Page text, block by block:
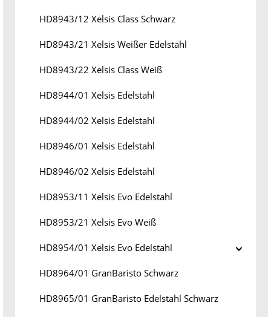
HD8943/12 Xelsis Class Schwarz
HD8943/21 Xelsis Weißer Edelstahl
HD8943/22 Xelsis Class Weiß
HD8944/01 Xelsis Edelstahl
HD8944/02 Xelsis Edelstahl
HD8946/01 Xelsis Edelstahl
HD8946/02 Xelsis Edelstahl
HD8953/11 Xelsis Evo Edelstahl
HD8953/21 Xelsis Evo Weiß
HD8954/01 Xelsis Evo Edelstahl
HD8964/01 GranBaristo Schwarz
HD8965/01 GranBaristo Edelstahl Schwarz